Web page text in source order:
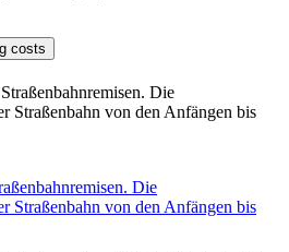
costs
Die
Straßenbahn von den Anfängen bis